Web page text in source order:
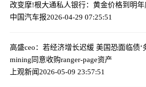
改变摩!根大通私人银行：黄金价格到明
中国汽车报2026-04-29 07:25:51
高盛ceo：若经济增长迟缓 美国恐面临债‘
mining同意收购ranger-page资产
上观新闻2026-05-09 23:57:51